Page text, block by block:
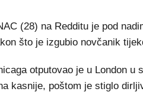
(28) na Redditu je pod
što je izgubio novčanik
otputovao je u London u
kasnije, poštom je stiglo